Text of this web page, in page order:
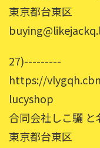
東京都台東区
27)---------
https://
lucyshop
合同会社しこ驪 と
東京都台東区